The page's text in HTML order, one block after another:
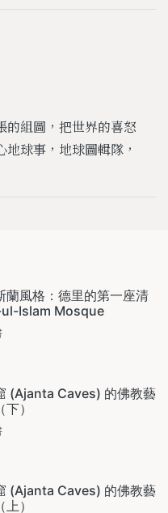
的組圖，把世界的喜怒
球事，地球圖輯隊，
蘭風格：德里的第一座清
Islam Mosque
(Ajanta Caves) 的佛教藝
）
(Ajanta Caves) 的佛教藝
）